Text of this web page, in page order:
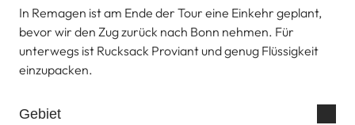
In Remagen ist am Ende der Tour eine Einkehr geplant,
bevor wir den Zug zurück nach Bonn nehmen. Für
unterwegs ist Rucksack Proviant und genug Flüssigkeit
einzupacken.
Gebiet